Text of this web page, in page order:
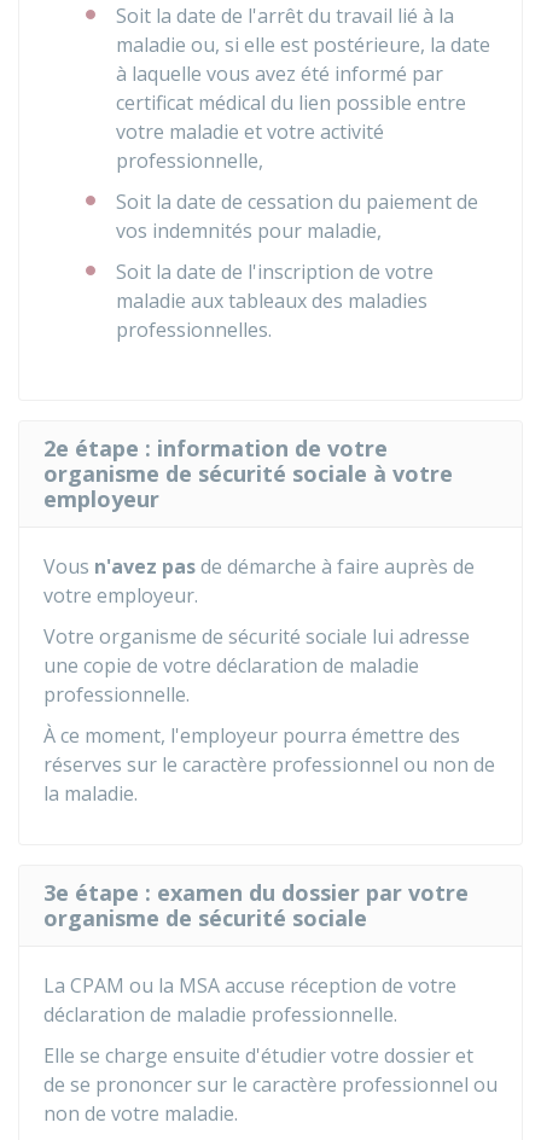
Soit la date de l'arrêt du travail lié à la
maladie ou, si elle est postérieure, la date
à laquelle vous avez été informé par
certificat médical du lien possible entre
votre maladie et votre activité
professionnelle,
Soit la date de cessation du paiement de
vos indemnités pour maladie,
Soit la date de l'inscription de votre
maladie aux tableaux des maladies
professionnelles.
2e étape : information de votre
organisme de sécurité sociale à votre
employeur
Vous n'avez pasde démarche à faire auprès de
votre employeur.
Votre organisme de sécurité sociale lui adresse
une copie de votre déclaration de maladie
professionnelle.
À ce moment, l'employeur pourra émettre des
réserves sur le caractère professionnel ou non de
la maladie.
3e étape : examen du dossier par votre
organisme de sécurité sociale
La CPAM ou la MSA accuse réception de votre
déclaration de maladie professionnelle.
Elle se charge ensuite d'étudier votre dossier et
de se prononcer sur le caractère professionnel ou
non de votre maladie.